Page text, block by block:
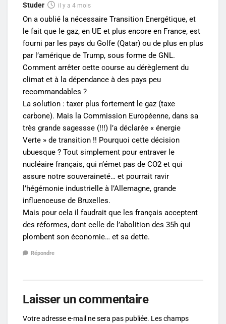
Studer il y a 4 mois
On a oublié la nécessaire Transition Energétique, et
le fait que le gaz, en UE et plus encore en France, est
fourni par les pays du Golfe (Qatar) ou de plus en plus
par l’amérique de Trump, sous forme de GNL.
Comment arrêter cette course au dérèglement du
climat et à la dépendance à des pays peu
recommandables ?
La solution : taxer plus fortement le gaz (taxe
carbone). Mais la Commission Européenne, dans sa
très grande sagessse (!!!) l’a déclarée « énergie
Verte » de transition !! Pourquoi cette décision
ubuesque ? Tout simplement pour entraver le
nucléaire français, qui n’émet pas de CO2 et qui
assure notre souveraineté… et pourrait ravir
l’hégémonie industrielle à l’Allemagne, grande
influenceuse de Bruxelles.
Mais pour cela il faudrait que les français acceptent
des réformes, dont celle de l’abolition des 35h qui
plombent son économie… et sa dette.
Répondre
Laisser un commentaire
Votre adresse e-mail ne sera pas publiée. Les champs